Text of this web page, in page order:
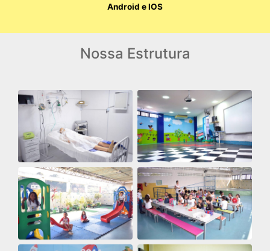
Android e IOS
Nossa Estrutura